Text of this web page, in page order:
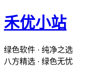
禾优小站
绿色软件 · 纯净之选
八方精选 · 绿色无忧